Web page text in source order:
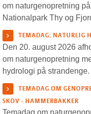
om naturgenopretning
Nationalpark Thy og
TEMADAG: NATURLIG
Den 20. august 2026
om naturgenopretning
hydrologi på strandenge.
TEMADAG OM
SKOV - HAMMERBAKKER
Temadag om